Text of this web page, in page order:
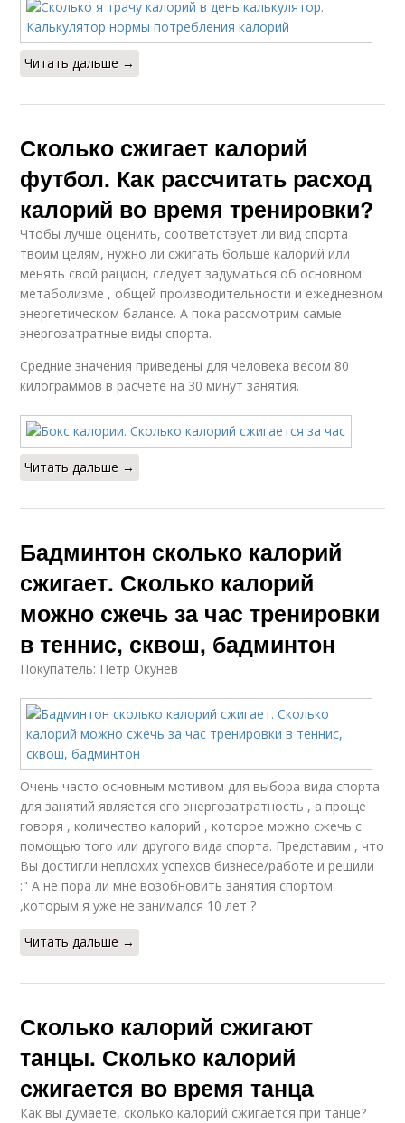
Читать дальше →
Сколько сжигает калорий
футбол. Как рассчитать расход
калорий во время тренировки?
Чтобы лучше оценить, соответствует ли вид спорта
твоим целям, нужно ли сжигать больше калорий или
менять свой рацион, следует задуматься об основном
метаболизме , общей производительности и ежедневном
энергетическом балансе. А пока рассмотрим самые
энергозатратные виды спорта.
Средние значения приведены для человека весом 80
килограммов в расчете на 30 минут занятия.
Читать дальше →
Бадминтон сколько калорий
сжигает. Сколько калорий
можно сжечь за час тренировки
в теннис, сквош, бадминтон
Покупатель: Петр Окунев
Очень часто основным мотивом для выбора вида спорта
для занятий является его энергозатратность , а проще
говоря , количество калорий , которое можно сжечь с
помощью того или другого вида спорта. Представим , что
Вы достигли неплохих успехов бизнесе/работе и решили
:" А не пора ли мне возобновить занятия спортом
,которым я уже не занимался 10 лет ?
Читать дальше →
Сколько калорий сжигают
танцы. Сколько калорий
сжигается во время танца
Как вы думаете, сколько калорий сжигается при танце?